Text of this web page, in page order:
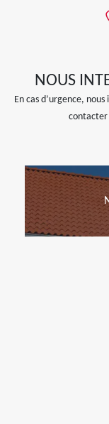
NOUS
En cas d’urgence,
contacter